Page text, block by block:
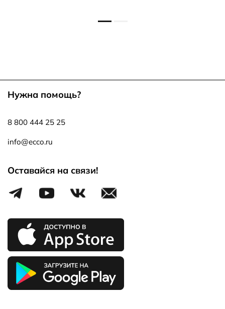
Нужна помощь?
8 800 444 25 25
info@ecco.ru
Оставайся на связи!